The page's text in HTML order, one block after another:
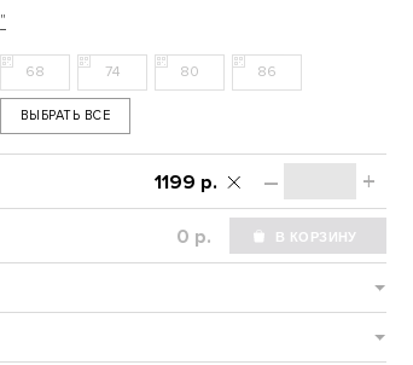
"
68 74 80 86
ВЫБРАТЬ ВСЕ
– +
1199 р.
р.